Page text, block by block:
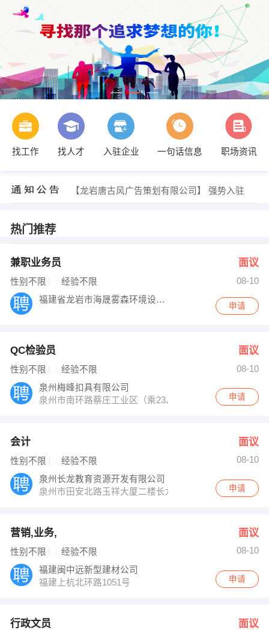
找工作 找人才 入驻企业 一句话信息 职场资讯
欧阳老师 发布 [行政文员 ] 招聘信息
【龙岩唐古风广告策划有限公司】 强势入驻
【生命人寿保险股份有限公司龙岩中心支公司】 强势入驻
热门推荐
兼职业务员 面议
性别不限 经验不限
08-10
福建省龙岩市海晟雾森环境设计有限公司
申请
QC检验员 面议
性别不限 经验不限
08-10
泉州梅峰扣具有限公司
泉州市南环路蔡庄工业区（乘23、29路公交车到江南科
申请
会计 面议
性别不限 经验不限
08-10
泉州长龙教育资源开发有限公司
泉州市田安北路玉祥大厦二楼长龙教育（人才大厦斜对面
申请
营销,业务, 面议
性别不限 经验不限
08-10
福建闽中远新型建材公司
福建上杭北环路1051号
申请
行政文员 面议